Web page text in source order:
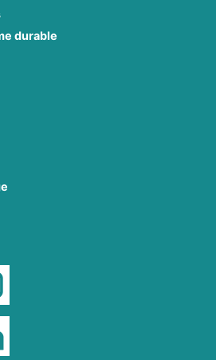
durable